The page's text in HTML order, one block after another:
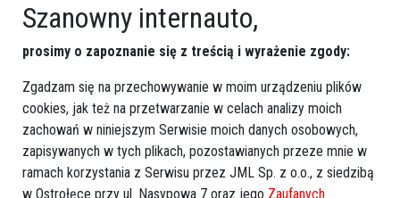
Szanowny internauto,
prosimy o zapoznanie się z treścią i wyrażenie zgody:
Zgadzam się na przechowywanie w moim urządzeniu plików
cookies, jak też na przetwarzanie w celach analizy moich
zachowań w niniejszym Serwisie moich danych osobowych,
zapisywanych w tych plikach, pozostawianych przeze mnie w
ramach korzystania z Serwisu przez JML Sp. z o.o., z siedzibą
w Ostrołęce przy ul. Nasypowa 7 oraz jego Zaufanych